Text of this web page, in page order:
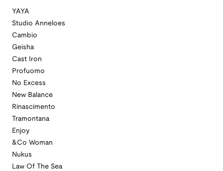
YAYA
Studio Anneloes
Cambio
Geisha
Cast Iron
Profuomo
No Excess
New Balance
Rinascimento
Tramontana
Enjoy
&Co Woman
Nukus
Law Of The Sea